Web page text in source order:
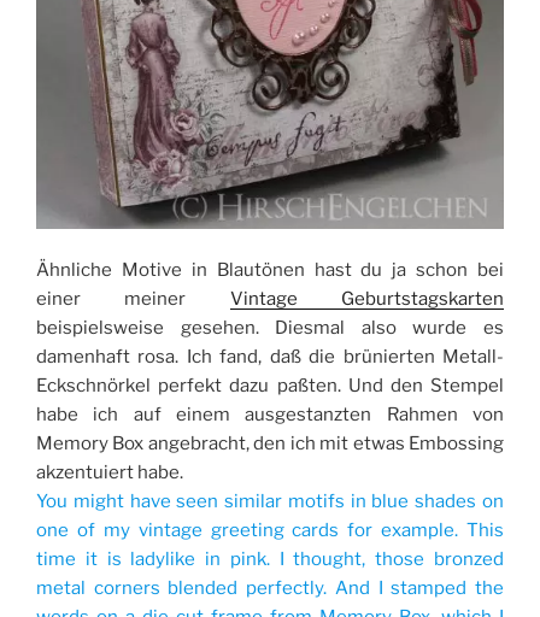
Ähnliche Motive in Blautönen hast du ja schon bei
einer meiner Vintage Geburtstagskarten
beispielsweise gesehen. Diesmal also wurde es
damenhaft rosa. Ich fand, daß die brünierten Metall-
Eckschnörkel perfekt dazu paßten. Und den Stempel
habe ich auf einem ausgestanzten Rahmen von
Memory Box angebracht, den ich mit etwas Embossing
akzentuiert habe.
You might have seen similar motifs in blue shades on
one of my vintage greeting cards for example. This
time it is ladylike in pink. I thought, those bronzed
metal corners blended perfectly. And I stamped the